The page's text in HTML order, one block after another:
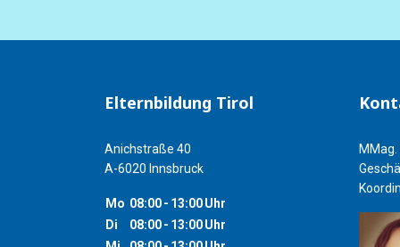
Elternbildung Tirol
Anichstraße 40
A-6020 Innsbruck
Mo 08:00- 13:00Uhr
Di
08:00- 13:00Uhr